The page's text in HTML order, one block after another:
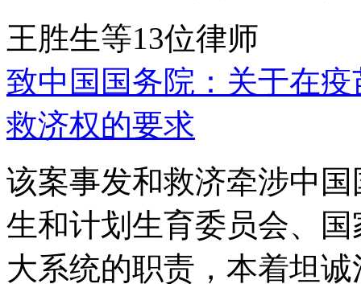
王胜生等13位律师
致中国国务院：关于在
救济权的要求
该案事发和救济牵涉中
生和计划生育委员会、
大系统的职责，本着坦